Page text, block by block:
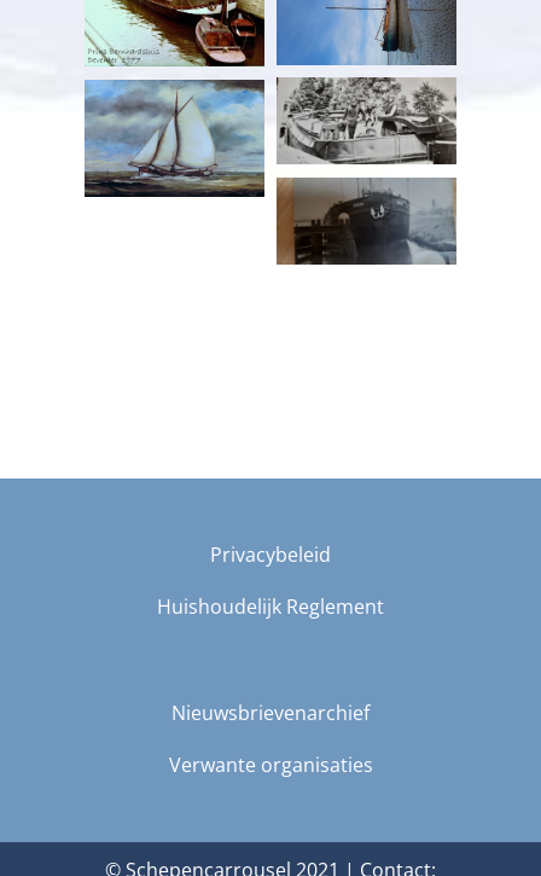
Privacybeleid
Huishoudelijk Reglement
Nieuwsbrievenarchief
Verwante organisaties
© Schepencarrousel 2021 | Contact: